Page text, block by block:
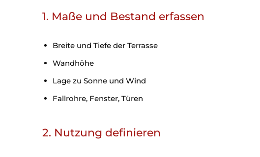
1. Maße und Bestand erfassen
Breite und Tiefe der Terrasse
Wandhöhe
Lage zu Sonne und Wind
Fallrohre, Fenster, Türen
2. Nutzung definieren